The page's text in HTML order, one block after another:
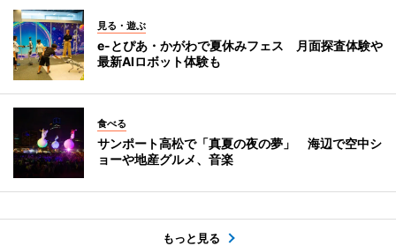
見る・遊ぶ
e-とぴあ・かがわで夏休みフェス 月面探査体験や
最新AIロボット体験も
食べる
サンポート高松で「真夏の夜の夢」 海辺で空中シ
ョーや地産グルメ、音楽
もっと見る